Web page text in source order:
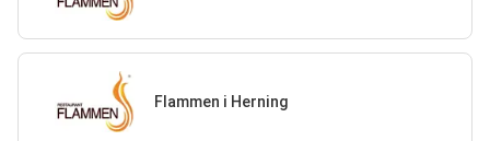
Flammen i Herning